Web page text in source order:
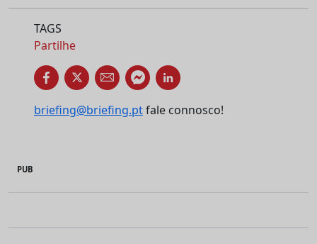
TAGS
Partilhe
briefing@briefing.ptfale connosco!
PUB